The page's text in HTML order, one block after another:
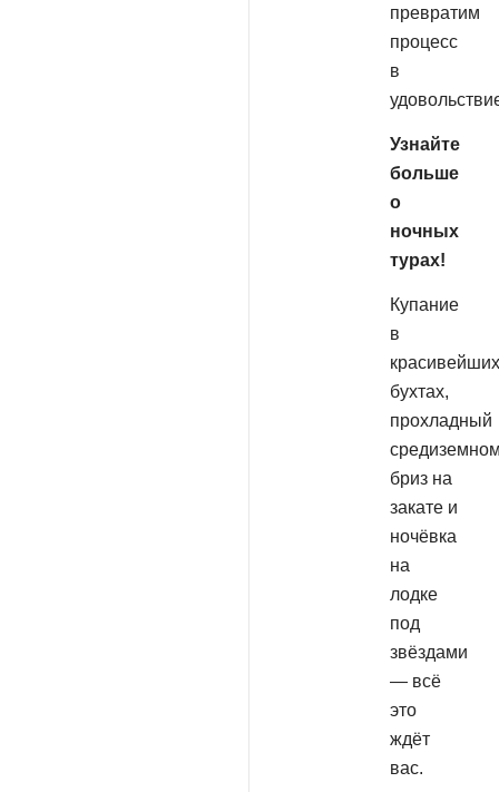
превратим
процесс
в
Узнайте
больше
о
ночных
турах!
Купание
в
бухтах,
прохладный
бриз на
закате и
ночёвка
на
лодке
под
звёздами
— всё
это
ждёт
вас.